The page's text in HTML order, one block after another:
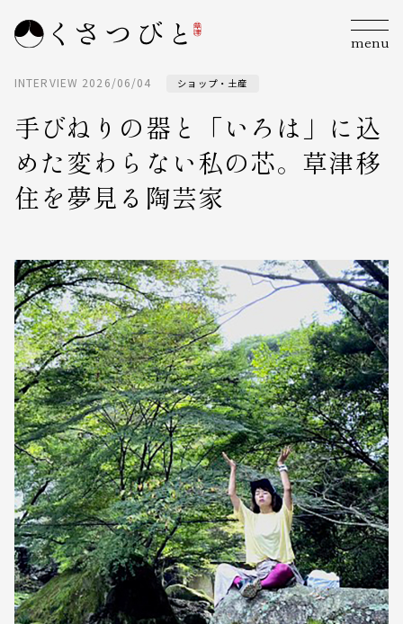
menu
INTERVIEW 2026/06/04 ショップ・土産
手びねりの器と「いろは」に込
めた変わらない私の芯。草津移
住を夢見る陶芸家